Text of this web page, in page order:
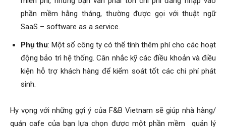
phần mềm hằng tháng, thường được gọi với thuật ngữ
SaaS – software as a service.
Phụ thu: Một số công ty có thể tính thêm phí cho các hoạt
động bảo trì hệ thống. Cân nhắc kỹ các điều khoản và điều
kiện hỗ trợ khách hàng để kiểm soát tốt các chi phí phát
sinh.
Hy vọng với những gợi ý của F&B Vietnam sẽ giúp nhà hàng/
quán cafe của bạn lựa chọn được một phần mềm quản lý